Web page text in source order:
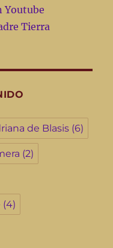
Youtube
Tierra
de Blasis (6)
(2)
(4)